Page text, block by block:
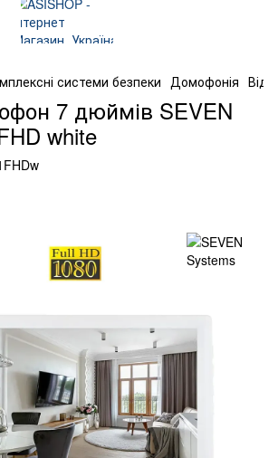
системи безпеки Домофонія
7 дюймів SEVEN
white